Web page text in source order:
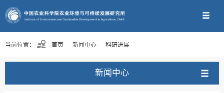
当前位置： 首页 新闻中心 科研进展
新闻中心